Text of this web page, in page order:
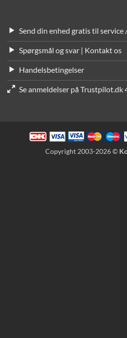
Send din enhed gratis til
Spørgsmål og svar | Kontakt os
Handelsbetingelser
Se anmeldelser på Trustpilot.dk
Copyright 2003-2026 ©